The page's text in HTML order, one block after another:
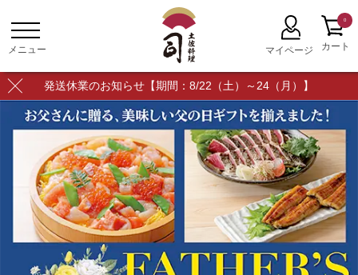
発送休業のお知らせ【期間：8/22（土）～24（月）】
0